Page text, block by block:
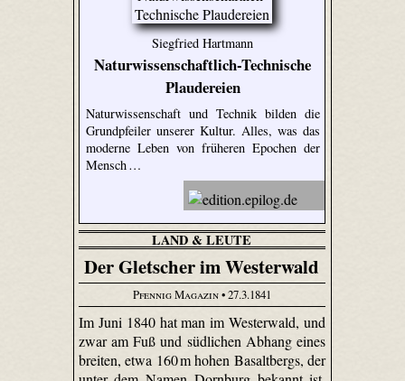
Siegfried Hartmann
Naturwissenschaftlich-Technische
Plaudereien
Naturwissenschaft und Technik bilden die
Grundpfeiler unserer Kultur. Alles, was das
moderne Leben von früheren Epochen der
Mensch …
LAND & LEUTE
Der Gletscher im Westerwald
Pfennig Magazin• 27.3.1841
Im Juni 1840 hat man im Westerwald, und
zwar am Fuß und südlichen Abhang eines
breiten, etwa 160 m hohen Basaltbergs, der